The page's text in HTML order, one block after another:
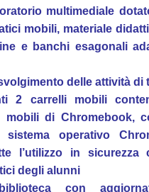
multimediale
mobili, materiale
e banchi esagonali
delle attività di
2 carrelli mobili
mobili di Chromebook,
operativo
l’utilizzo in
degli alunni
con